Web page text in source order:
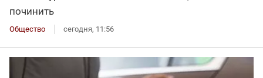
починить
Общество сегодня, 11:56